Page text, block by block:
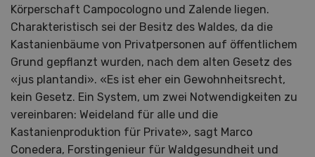
Körperschaft Campocologno und Zalende liegen.
Charakteristisch sei der Besitz des Waldes, da die
Kastanienbäume von Privatpersonen auf öffentlichem
Grund gepflanzt wurden, nach dem alten Gesetz des
«jus plantandi». «Es ist eher ein Gewohnheitsrecht,
kein Gesetz. Ein System, um zwei Notwendigkeiten zu
vereinbaren: Weideland für alle und die
Kastanienproduktion für Private», sagt Marco
Conedera, Forstingenieur für Waldgesundheit und